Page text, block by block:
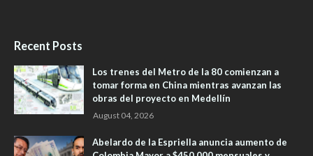
Recent Posts
Los trenes del Metro de la 80 comienzan a
tomar forma en China mientras avanzan las
obras del proyecto en Medellín
August 04, 2026
Abelardo de la Espriella anuncia aumento de